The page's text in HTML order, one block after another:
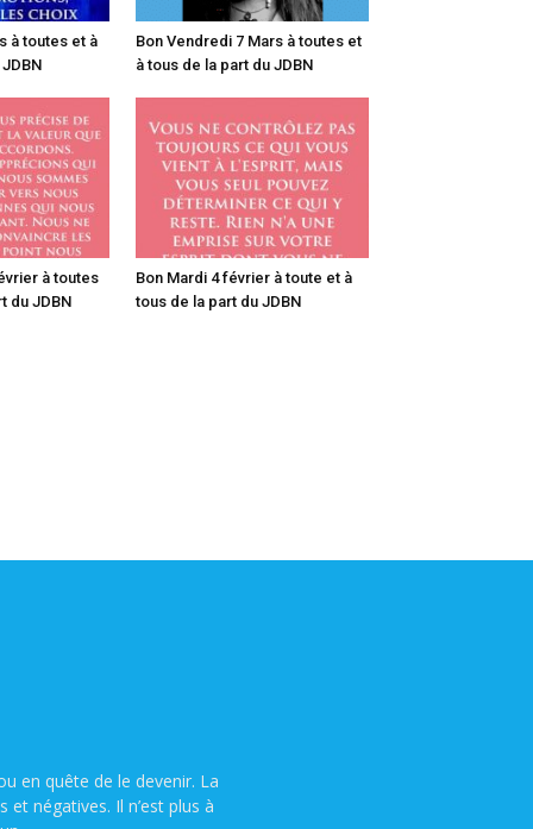
à toutes et à
Bon Vendredi 7 Mars à toutes et
à tous de la part du JDBN
à toutes
du JDBN
Bon Mardi 4 février à toute et à
tous de la part du JDBN
en quête de le devenir. La
négatives. Il n’est plus à